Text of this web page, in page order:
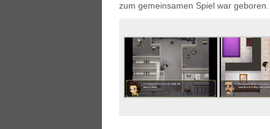
zum gemeinsamen Spiel war